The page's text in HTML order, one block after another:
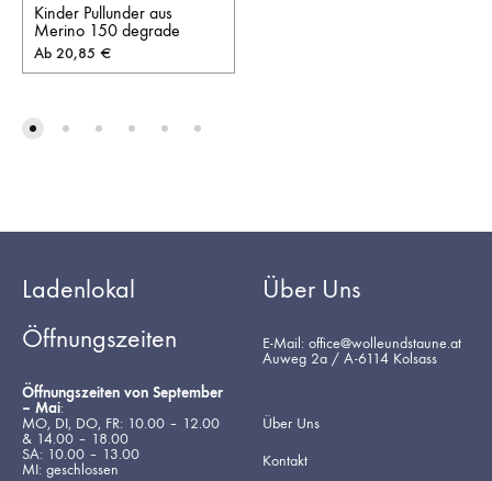
Kinder Pullunder aus
Merino 150 degrade
Ab 20,85 €
Ladenlokal
Öffnungszeiten
Öffnungszeiten von September
– Mai:
MO, DI, DO, FR: 10.00 – 12.00
& 14.00 – 18.00
SA: 10.00 – 13.00
MI: geschlossen
Über Uns
E-Mail: office@wolleundstaune.at
Auweg 2a / A-6114 Kolsass
Über Uns
Kontakt